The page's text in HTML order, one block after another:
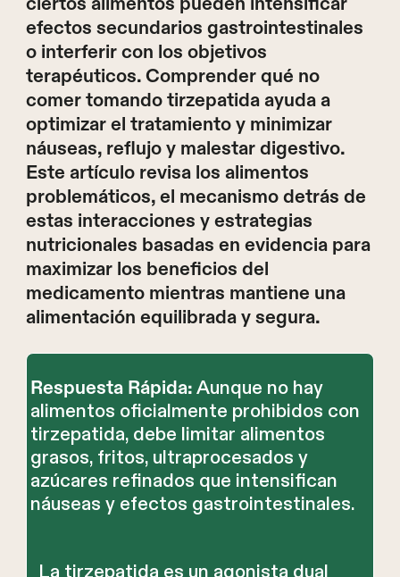
efectos secundarios gastrointestinales
o interferir con los objetivos
terapéuticos. Comprender qué no
comer tomando tirzepatida ayuda a
optimizar el tratamiento y minimizar
náuseas, reflujo y malestar digestivo.
Este artículo revisa los alimentos
problemáticos, el mecanismo detrás de
estas interacciones y estrategias
nutricionales basadas en evidencia para
maximizar los beneficios del
medicamento mientras mantiene una
alimentación equilibrada y segura.
Respuesta Rápida: Aunque no hay
alimentos oficialmente prohibidos con
tirzepatida, debe limitar alimentos
grasos, fritos, ultraprocesados y
azúcares refinados que intensifican
náuseas y efectos gastrointestinales.